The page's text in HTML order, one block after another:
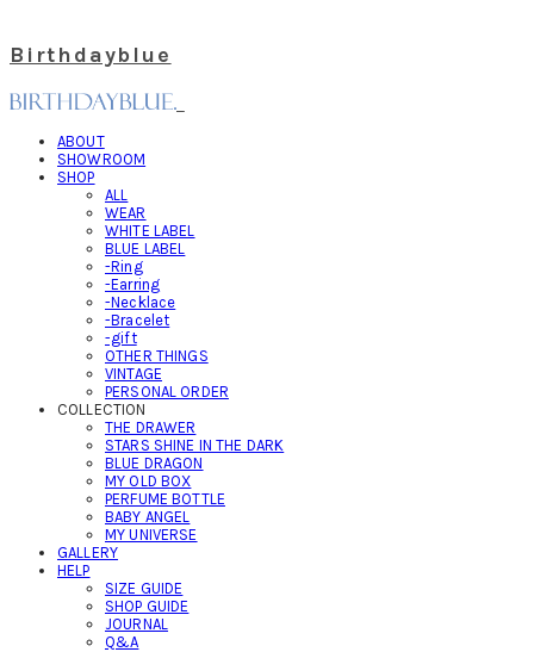
Birthdayblue
ABOUT
SHOWROOM
SHOP
ALL
WEAR
WHITE LABEL
BLUE LABEL
-Ring
-Earring
-Necklace
-Bracelet
-gift
OTHER THINGS
VINTAGE
PERSONAL ORDER
COLLECTION
THE DRAWER
STARS SHINE IN THE DARK
BLUE DRAGON
MY OLD BOX
PERFUME BOTTLE
BABY ANGEL
MY UNIVERSE
GALLERY
HELP
SIZE GUIDE
SHOP GUIDE
JOURNAL
Q&A